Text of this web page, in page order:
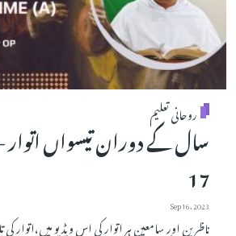
روحانی تعلیم
17
Sep 16, 2023
ناظرین اور سامعین ہر اتوار کی اس ویڈیو میں،اتوار